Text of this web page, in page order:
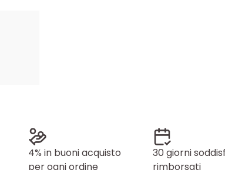
4% in buoni acquisto
per ogni ordine
30 giorni
rimborsati